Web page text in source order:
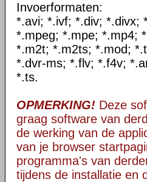
Invoerformaten:
*.avi; *.ivf; *.div; *.divx;
*.mpeg; *.mpe; *.mp4;
*.m2t; *.m2ts; *.mod;
*.dvr-ms; *.flv; *.f4v;
*.ts.
OPMERKING! Deze
graag software van
de werking van de
van je browser
programma's van
tijdens de installatie en